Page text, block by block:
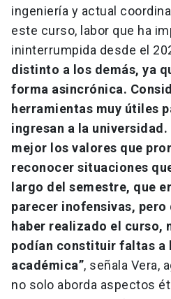
ingeniería y actual
este curso, labor que ha
ininterrumpida desde el
distinto a los demás, ya
forma asincrónica.
herramientas muy útiles
ingresan a la
mejor los valores que
reconocer situaciones
largo del semestre, que
parecer inofensivas, pero
haber realizado el curso,
podían constituir faltas a
académica”, señala Vera,
no solo aborda aspectos